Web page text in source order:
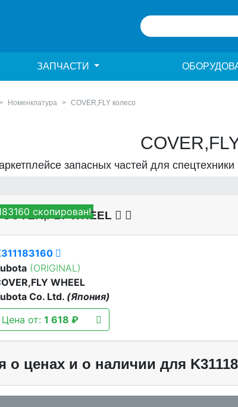
ЗАПЧАСТИ
Номенклатура COVER,FLY колесо
запасных частей для спецтехники
WHEEL
(ORIGINAL)
WHEEL
Co. Ltd. (Япония)
Цена от: 1 618 ₽
скопирован!
ценах и о наличии для